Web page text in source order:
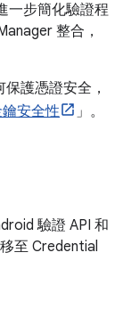
一步簡化驗證程
整合，
護憑證安全，
安全性 」。
驗證 API 和
至 Credential